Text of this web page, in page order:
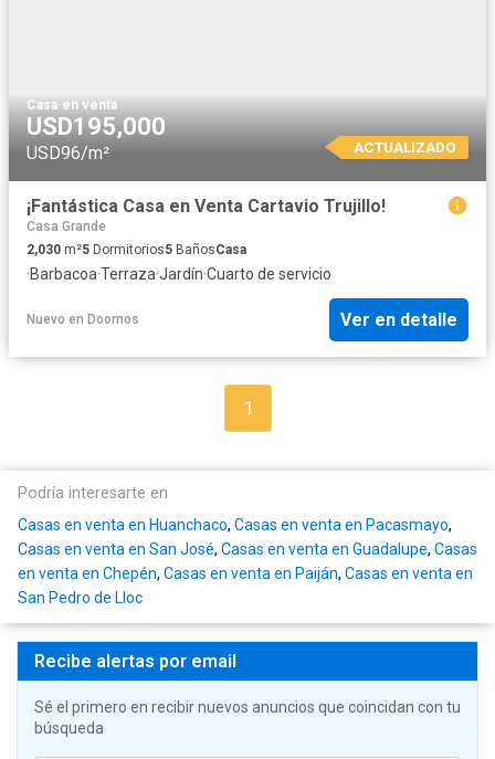
Casa·en venta
USD195,000
USD96/m² ACTUALIZADO
¡Fantástica Casa en Venta Cartavio Trujillo!
Casa Grande
2,030 m²5 Dormitorios5 BañosCasa
·Barbacoa·Terraza·Jardín·Cuarto de servicio
Nuevo en Doomos Ver en detalle
1
Podría interesarte en
Casas en venta en Huanchaco, Casas en venta en Pacasmayo,
Casas en venta en San José, Casas en venta en Guadalupe, Casas
en venta en Chepén, Casas en venta en Paiján, Casas en venta en
San Pedro de Lloc
Recibe alertas por email
Sé el primero en recibir nuevos anuncios que coincidan con tu
búsqueda